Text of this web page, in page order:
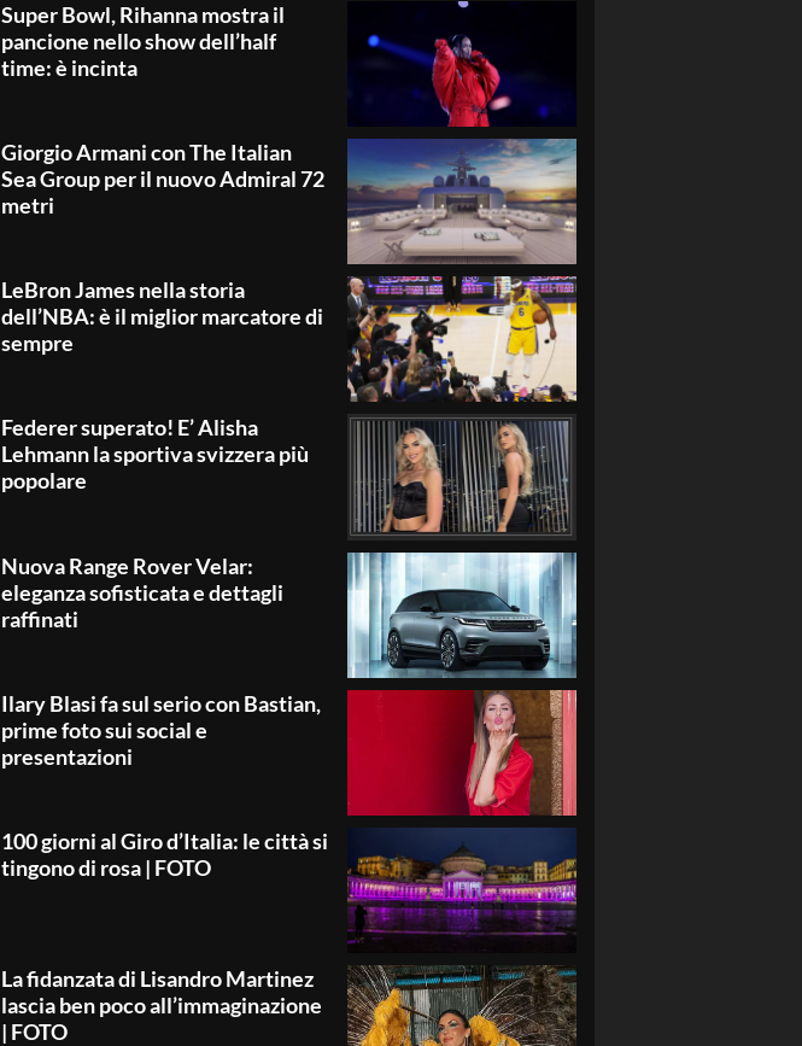
Super Bowl, Rihanna mostra il
pancione nello show dell’half
time: è incinta
Giorgio Armani con The Italian
Sea Group per il nuovo Admiral 72
metri
LeBron James nella storia
dell’NBA: è il miglior marcatore di
sempre
Federer superato! E’ Alisha
Lehmann la sportiva svizzera più
popolare
Nuova Range Rover Velar:
eleganza sofisticata e dettagli
raffinati
Ilary Blasi fa sul serio con Bastian,
prime foto sui social e
presentazioni
100 giorni al Giro d’Italia: le città si
tingono di rosa | FOTO
La fidanzata di Lisandro Martinez
lascia ben poco all’immaginazione
| FOTO